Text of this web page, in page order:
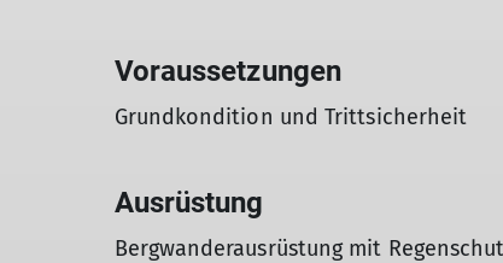
Voraussetzungen
Grundkondition und Trittsicherheit
Ausrüstung
Bergwanderausrüstung mit